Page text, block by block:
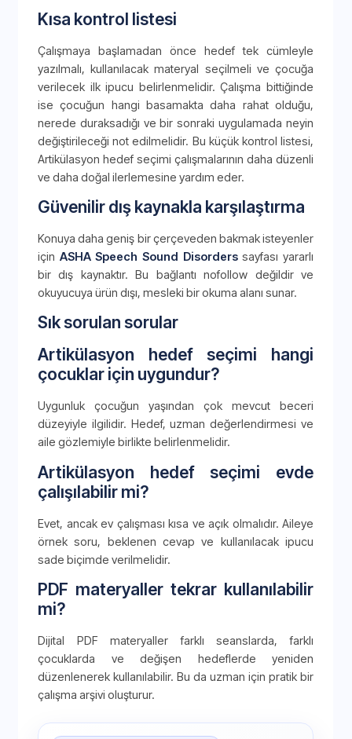
Kısa kontrol listesi
Çalışmaya başlamadan önce hedef tek cümleyle
yazılmalı, kullanılacak materyal seçilmeli ve çocuğa
verilecek ilk ipucu belirlenmelidir. Çalışma bittiğinde
ise çocuğun hangi basamakta daha rahat olduğu,
nerede duraksadığı ve bir sonraki uygulamada neyin
değiştirileceği not edilmelidir. Bu küçük kontrol listesi,
Artikülasyon hedef seçimi çalışmalarının daha düzenli
ve daha doğal ilerlemesine yardım eder.
Güvenilir dış kaynakla karşılaştırma
Konuya daha geniş bir çerçeveden bakmak isteyenler
için ASHA Speech Sound Disorderssayfası yararlı
bir dış kaynaktır. Bu bağlantı nofollow değildir ve
okuyucuya ürün dışı, mesleki bir okuma alanı sunar.
Sık sorulan sorular
Artikülasyon hedef seçimi hangi
çocuklar için uygundur?
Uygunluk çocuğun yaşından çok mevcut beceri
düzeyiyle ilgilidir. Hedef, uzman değerlendirmesi ve
aile gözlemiyle birlikte belirlenmelidir.
Artikülasyon hedef seçimi evde
çalışılabilir mi?
Evet, ancak ev çalışması kısa ve açık olmalıdır. Aileye
örnek soru, beklenen cevap ve kullanılacak ipucu
sade biçimde verilmelidir.
PDF materyaller tekrar kullanılabilir
mi?
Dijital PDF materyaller farklı seanslarda, farklı
çocuklarda ve değişen hedeflerde yeniden
düzenlenerek kullanılabilir. Bu da uzman için pratik bir
çalışma arşivi oluşturur.